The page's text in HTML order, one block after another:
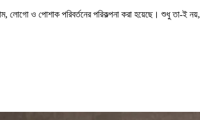
লোগো ও পোশাক পরিবর্তনের পরিকল্পনা করা হয়েছে। শুধু তা-ই নয়,